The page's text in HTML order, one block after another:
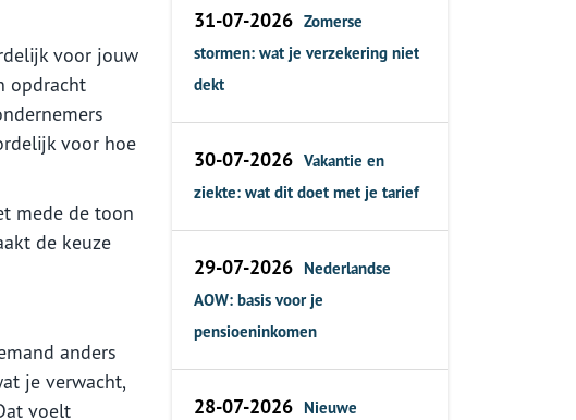
voor jouw
opdracht
voor hoe
mede de toon
de keuze
anders
je verwacht,
voelt
31-07-2026 Zomerse
stormen: wat je verzekering niet
dekt
30-07-2026 Vakantie en
ziekte: wat dit doet met je tarief
29-07-2026 Nederlandse
AOW: basis voor je
pensioeninkomen
28-07-2026 Nieuwe